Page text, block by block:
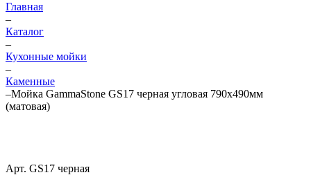
Главная
–
Каталог
–
Кухонные мойки
–
Каменные
–Мойка GammaStone GS17 черная угловая 790х490мм
(матовая)
Арт. GS17 черная